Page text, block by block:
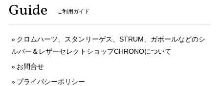
Guide ご利用ガイド
クロムハーツ、スタンリーゲス、STRUM、ガボールなどのシ
ルバー＆レザーセレクトショップCHRONOについて
お問合せ
プライバシーポリシー